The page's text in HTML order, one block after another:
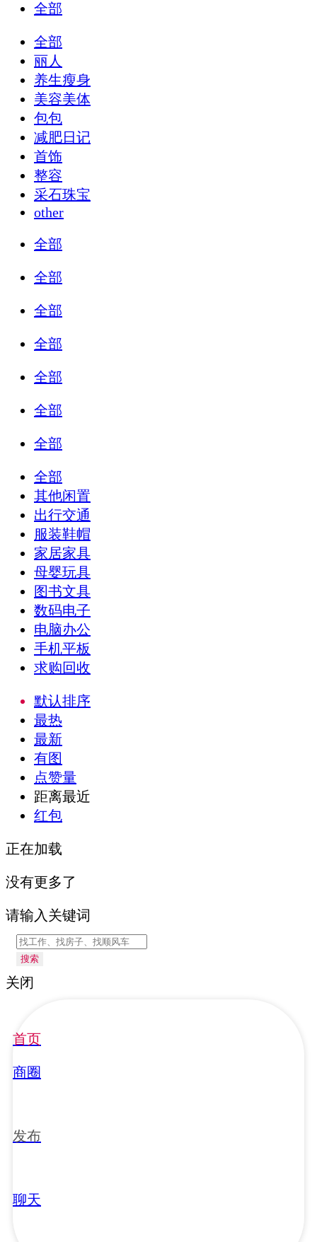
全部
全部
丽人
养生瘦身
美容美体
包包
减肥日记
首饰
整容
采石珠宝
other
全部
全部
全部
全部
全部
全部
全部
全部
其他闲置
出行交通
服装鞋帽
家居家具
母婴玩具
图书文具
数码电子
电脑办公
手机平板
求购回收
默认排序
最热
最新
有图
点赞量
距离最近
红包
正在加载
没有更多了
请输入关键词
搜索
关闭
首页
商圈
发布
聊天